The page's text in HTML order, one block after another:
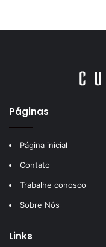
Páginas
Página inicial
Contato
Trabalhe conosco
Sobre Nós
Links